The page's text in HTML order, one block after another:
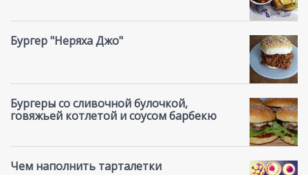
Бургер "Неряха Джо"
Бургеры со сливочной булочкой,
говяжьей котлетой и соусом барбекю
Чем наполнить тарталетки